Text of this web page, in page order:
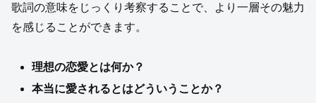
歌詞の意味をじっくり考察することで、より一層その魅力
を感じることができます。
理想の恋愛とは何か？
本当に愛されるとはどういうことか？